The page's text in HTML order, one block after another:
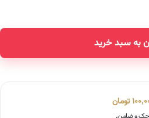
به سبد خرید
تومان